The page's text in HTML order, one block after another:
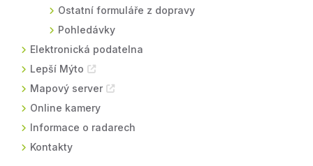
Ostatní formuláře z dopravy
Pohledávky
Elektronická podatelna
Lepší Mýto
Mapový server
Online kamery
Informace o radarech
Kontakty